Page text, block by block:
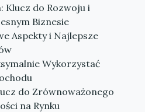
Klucz do Rozwoju i
Biznesie
Aspekty i Najlepsze
Wykorzystać
do Zrównoważonego
na Rynku